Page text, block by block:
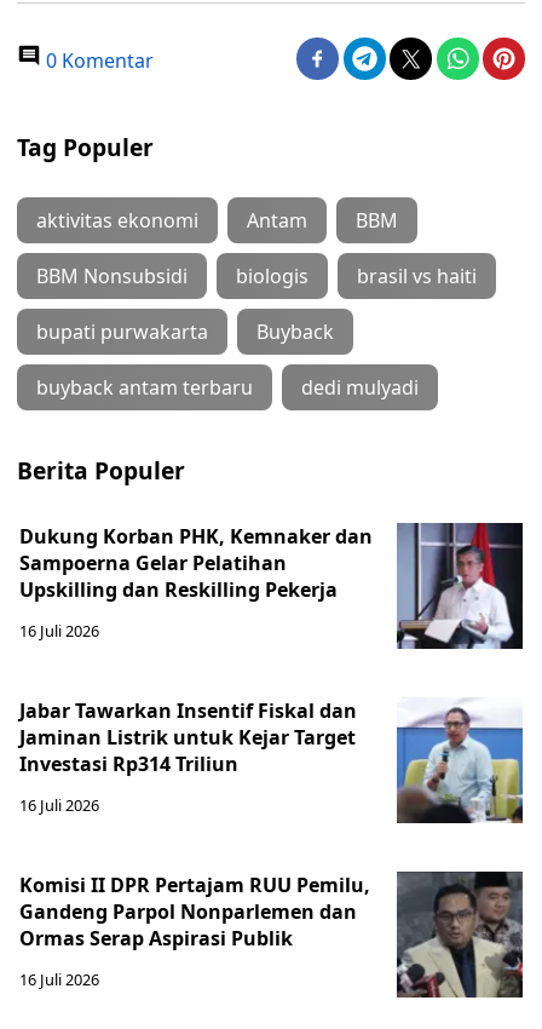
0 Komentar
Tag Populer
aktivitas ekonomi Antam BBM
BBM Nonsubsidi biologis brasil vs haiti
bupati purwakarta Buyback
buyback antam terbaru dedi mulyadi
Berita Populer
Dukung Korban PHK, Kemnaker dan
Sampoerna Gelar Pelatihan
Upskilling dan Reskilling Pekerja
16 Juli 2026
Jabar Tawarkan Insentif Fiskal dan
Jaminan Listrik untuk Kejar Target
Investasi Rp314 Triliun
16 Juli 2026
Komisi II DPR Pertajam RUU Pemilu,
Gandeng Parpol Nonparlemen dan
Ormas Serap Aspirasi Publik
16 Juli 2026